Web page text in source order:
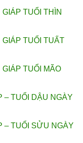
TUỔI THÌN
TUỔI TUẤT
TUỔI MÃO
– TUỔI DẬU NGÀY
– TUỔI SỬU NGÀY